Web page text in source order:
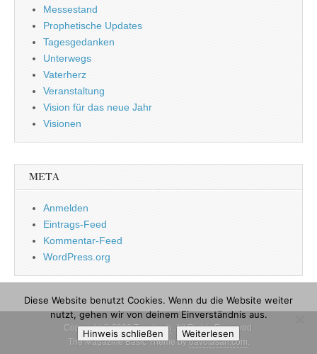
Messestand
Prophetische Updates
Tagesgedanken
Unterwegs
Vaterherz
Veranstaltung
Vision für das neue Jahr
Visionen
META
Anmelden
Eintrags-Feed
Kommentar-Feed
WordPress.org
Copyright © 2026Tagebuch. All Rights Reserved.
The Magazine Basic Theme bybavotasan.com.
Diese Website benutzt Cookies. Wenn du die Website weiter
nutzt, gehen wir von deinem Einverständnis aus.
Hinweis schließen
Weiterlesen